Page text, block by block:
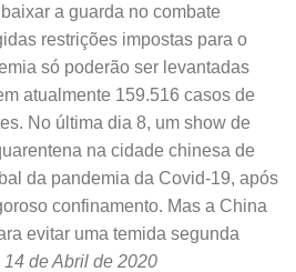
a guarda no combate
restrições impostas para o
só poderão ser levantadas
atualmente 159.516 casos de
No última dia 8, um show de
na cidade chinesa de
da pandemia da Covid-19, após
confinamento. Mas a China
evitar uma temida segunda
14 de Abril de 2020